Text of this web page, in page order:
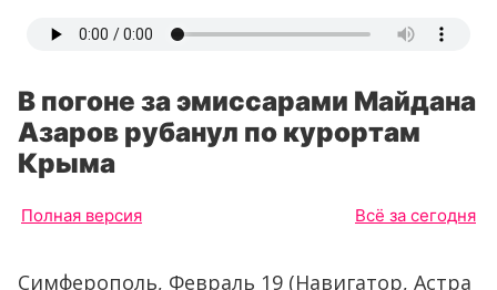
В погоне за эмиссарами Майдана
Азаров рубанул по курортам
Крыма
Полная версия Всё за сегодня
Симферополь, Февраль 19 (Навигатор, Астра